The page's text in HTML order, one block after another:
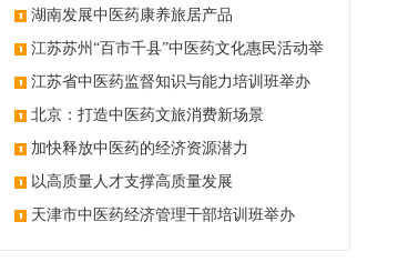
湖南发展中医药康养旅居产品
江苏苏州“百市千县”中医药文化惠民活动举
办 江苏省中医药监督知识与能力培训班举办
北京：打造中医药文旅消费新场景
加快释放中医药的经济资源潜力
以高质量人才支撑高质量发展
天津市中医药经济管理干部培训班举办